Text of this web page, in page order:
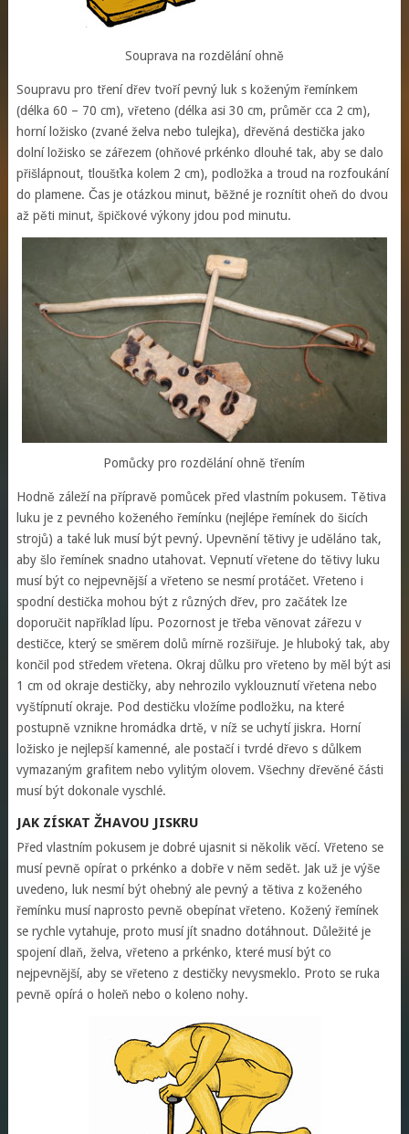
Souprava na rozdělání ohně
Soupravu pro tření dřev tvoří pevný luk s koženým řemínkem
(délka 60 – 70 cm), vřeteno (délka asi 30 cm, průměr cca 2 cm),
horní ložisko (zvané želva nebo tulejka), dřevěná destička jako
dolní ložisko se zářezem (ohňové prkénko dlouhé tak, aby se dalo
přišlápnout, tloušťka kolem 2 cm), podložka a troud na rozfoukání
do plamene. Čas je otázkou minut, běžné je roznítit oheň do dvou
až pěti minut, špičkové výkony jdou pod minutu.
Pomůcky pro rozdělání ohně třením
Hodně záleží na přípravě pomůcek před vlastním pokusem. Tětiva
luku je z pevného koženého řemínku (nejlépe řemínek do šicích
strojů) a také luk musí být pevný. Upevnění tětivy je uděláno tak,
aby šlo řemínek snadno utahovat. Vepnutí vřetene do tětivy luku
musí být co nejpevnější a vřeteno se nesmí protáčet. Vřeteno i
spodní destička mohou být z různých dřev, pro začátek lze
doporučit například lípu. Pozornost je třeba věnovat zářezu v
destičce, který se směrem dolů mírně rozšiřuje. Je hluboký tak, aby
končil pod středem vřetena. Okraj důlku pro vřeteno by měl být asi
1 cm od okraje destičky, aby nehrozilo vyklouznutí vřetena nebo
vyštípnutí okraje. Pod destičku vložíme podložku, na které
postupně vznikne hromádka drtě, v níž se uchytí jiskra. Horní
ložisko je nejlepší kamenné, ale postačí i tvrdé dřevo s důlkem
vymazaným grafitem nebo vylitým olovem. Všechny dřevěné části
musí být dokonale vyschlé.
JAK ZÍSKAT ŽHAVOU JISKRU
Před vlastním pokusem je dobré ujasnit si několik věcí. Vřeteno se
musí pevně opírat o prkénko a dobře v něm sedět. Jak už je výše
uvedeno, luk nesmí být ohebný ale pevný a tětiva z koženého
řemínku musí naprosto pevně obepínat vřeteno. Kožený řemínek
se rychle vytahuje, proto musí jít snadno dotáhnout. Důležité je
spojení dlaň, želva, vřeteno a prkénko, které musí být co
nejpevnější, aby se vřeteno z destičky nevysmeklo. Proto se ruka
pevně opírá o holeň nebo o koleno nohy.